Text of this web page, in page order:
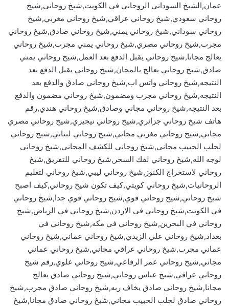
عمان,الشيخ السوداني الروحاني في الكويت,شيخ روحاني,شيخ
روحاني سعودي,شيخ روحاني عراقي,شيخ روحاني مغربي,شيخ
روحاني سوداني,شيخ روحاني يمني,شيخ روحاني صادق,شيخ روحاني
مجرب,شيخ روحاني مصري,شيخ روحاني يمني مجرب,شيخ روحاني
يعالج مجانا,شيخ روحاني يقبل الدفع بعد العمل,شيخ روحاني يمني
صادق,شيخ روحاني يعالج بالمجان,شيخ روحاني يقبل الدفع بعد
النتيجه,شيخ روحاني واتس اب,شيخ روحاني صادق والدفع بعد
النتيجه,شيخ روحاني مجرب ومضمون,شيخ روحاني مضمون والدفع
بعد النتيجه,شيخ روحاني مجاني وصادق,شيخ روحاني هندي,رقم
هاتف شيخ روحاني جزائري,شيخ روحاني نيجيري,شيخ روحاني مصري
مجاني,شيخ روحاني مغربي مجاني,شيخ روحاني لبناني,شيخ روحاني
لجلب الحبيب مجاني,شيخ روحاني للكشف المجاني,شيخ روحاني
لوجه الله,شيخ روحاني لفك السحر,شيخ روحاني للتفريق,شيخ
روحاني لاستخراج الكنوز,شيخ روحاني ليبي,شيخ روحاني لتعليم
الروحانيات,شيخ روحاني كويتي,كيف تكون شيخ روحاني,كيف اصبح
شيخ روحاني,شيخ روحاني قوي,شيخ روحاني قوي جدا,شيخ روحاني
في الكويت,شيخ روحاني في الاردن,شيخ روحاني في الرياض,شيخ
روحاني في البحرين,شيخ روحاني في مكه,شيخ روحاني في
بغداد,شيخ روحاني علي الزيدي,شيخ روحاني عماني,شيخ روحاني
عماني مجرب,شيخ روحاني عراقي مجاني,شيخ روحاني عماني
مجاني,شيخ روحاني عمر الرفاعي,شيخ روحاني علوي,رقم شيخ
روحاني عراقي,شيخ عباس روحاني,شيخ روحاني صادق يعالج
مجانا,شيخ روحاني صادق يخاف ربه,شيخ روحاني صادق مجرب,شيخ
روحاني صادق لجلب الحبيب مجاني,شيخ روحاني صادق مجانا,شيخ